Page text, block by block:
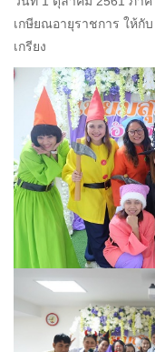
เกษียณอายุราชการ ให้
เกรียง